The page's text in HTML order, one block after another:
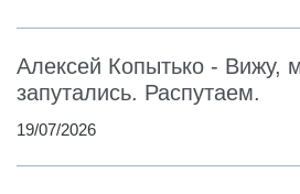
Алексей Копытько - Вижу,
запутались. Распутаем.
19/07/2026